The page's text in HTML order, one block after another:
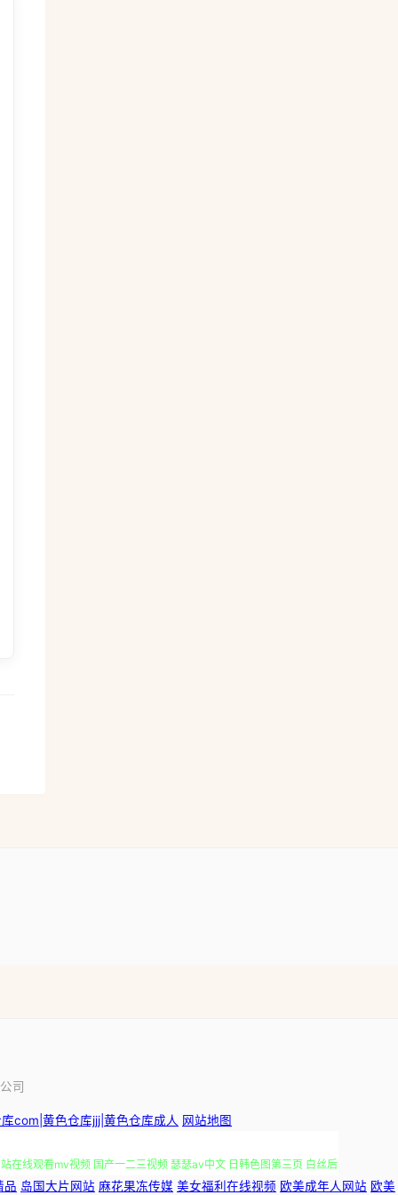
司
com|黄色仓库jjj|黄色仓库成人 网站地图
品 岛国大片网站 麻花果冻传媒 美女福利在线视频 欧美成年人网站 欧美